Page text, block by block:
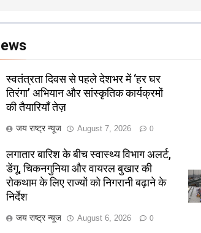
स्वतंत्रता दिवस से पहले देशभर में ‘हर घर
तिरंगा’ अभियान और सांस्कृतिक कार्यक्रमों
की तैयारियाँ तेज़
जय राष्ट्र न्यूज August 7, 2026 0
लगातार बारिश के बीच स्वास्थ्य विभाग अलर्ट,
डेंगू, चिकनगुनिया और वायरल बुखार की
रोकथाम के लिए राज्यों को निगरानी बढ़ाने के
निर्देश
जय राष्ट्र न्यूज August 6, 2026 0